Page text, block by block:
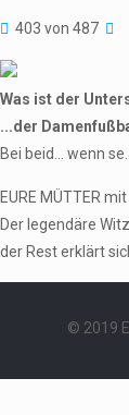
403 von 487
Was ist der
...der
Bei beid… wenn se…
EURE MÜTTER
Der legendäre
der Rest erklärt
© 2019